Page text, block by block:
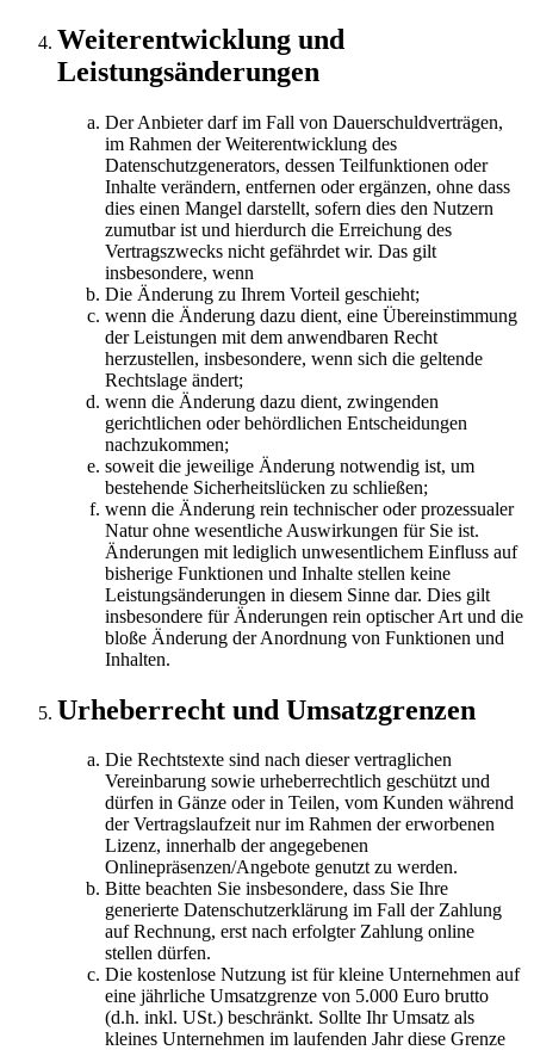
Weiterentwicklung und
Leistungsänderungen
Der Anbieter darf im Fall von Dauerschuldverträgen,
im Rahmen der Weiterentwicklung des
Datenschutzgenerators, dessen Teilfunktionen oder
Inhalte verändern, entfernen oder ergänzen, ohne dass
dies einen Mangel darstellt, sofern dies den Nutzern
zumutbar ist und hierdurch die Erreichung des
Vertragszwecks nicht gefährdet wir. Das gilt
insbesondere, wenn
Die Änderung zu Ihrem Vorteil geschieht;
wenn die Änderung dazu dient, eine Übereinstimmung
der Leistungen mit dem anwendbaren Recht
herzustellen, insbesondere, wenn sich die geltende
Rechtslage ändert;
wenn die Änderung dazu dient, zwingenden
gerichtlichen oder behördlichen Entscheidungen
nachzukommen;
soweit die jeweilige Änderung notwendig ist, um
bestehende Sicherheitslücken zu schließen;
wenn die Änderung rein technischer oder prozessualer
Natur ohne wesentliche Auswirkungen für Sie ist.
Änderungen mit lediglich unwesentlichem Einfluss auf
bisherige Funktionen und Inhalte stellen keine
Leistungsänderungen in diesem Sinne dar. Dies gilt
insbesondere für Änderungen rein optischer Art und die
bloße Änderung der Anordnung von Funktionen und
Inhalten.
Urheberrecht und Umsatzgrenzen
Die Rechtstexte sind nach dieser vertraglichen
Vereinbarung sowie urheberrechtlich geschützt und
dürfen in Gänze oder in Teilen, vom Kunden während
der Vertragslaufzeit nur im Rahmen der erworbenen
Lizenz, innerhalb der angegebenen
Onlinepräsenzen/Angebote genutzt zu werden.
Bitte beachten Sie insbesondere, dass Sie Ihre
generierte Datenschutzerklärung im Fall der Zahlung
auf Rechnung, erst nach erfolgter Zahlung online
stellen dürfen.
Die kostenlose Nutzung ist für kleine Unternehmen auf
eine jährliche Umsatzgrenze von 5.000 Euro brutto
(d.h. inkl. USt.) beschränkt. Sollte Ihr Umsatz als
kleines Unternehmen im laufenden Jahr diese Grenze